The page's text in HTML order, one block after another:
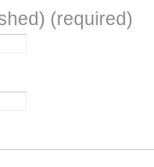
(required)